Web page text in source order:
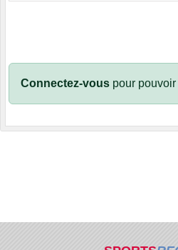
Connectez-vous pour